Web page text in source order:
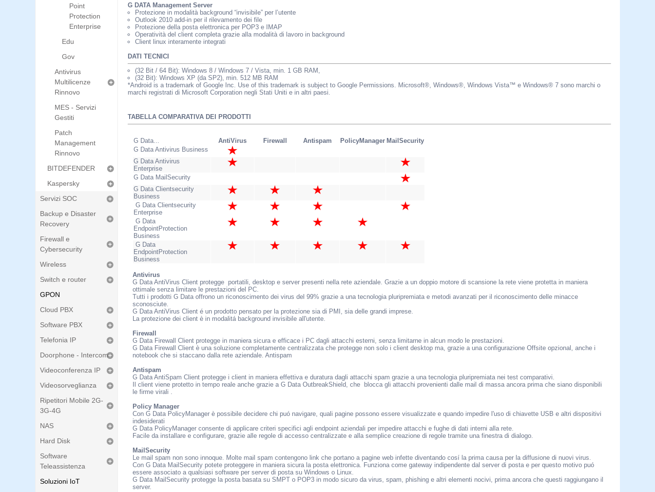
Point
Protection
Enterprise
Edu
Gov
Antivirus
Multilicenze
Rinnovo
MES - Servizi
Gestiti
Patch
Management
Rinnovo
BITDEFENDER
Kaspersky
Servizi SOC
Backup e Disaster
Recovery
Firewall e
Cybersecurity
Wireless
Switch e router
GPON
Cloud PBX
Software PBX
Telefonia IP
Doorphone - Intercom
Videoconferenza IP
Videosorveglianza
Ripetitori Mobile 2G-
3G-4G
NAS
Hard Disk
Software
Teleassistenza
Soluzioni IoT
G DATA Management Server
Protezione in modalità background “invisibile” per l’utente
Outlook 2010 add-in per il rilevamento dei file
Protezione della posta elettronica per POP3 e IMAP
Operatività del client completa grazie alla modalità di lavoro in background
Client linux interamente integrati
DATI TECNICI
(32 Bit / 64 Bit): Windows 8 / Windows 7 / Vista, min. 1 GB RAM,
(32 Bit): Windows XP (da SP2), min. 512 MB RAM
*Android is a trademark of Google Inc. Use of this trademark is subject to Google Permissions. Microsoft®, Windows®, Windows Vista™ e Windows® 7 sono marchi o
marchi registrati di Microsoft Corporation negli Stati Uniti e in altri paesi.
TABELLA COMPARATIVA DEI PRODOTTI
G Data... AntiVirus Firewall Antispam PolicyManager MailSecurity
G Data Antivirus Business
G Data Antivirus
Enterprise
G Data MailSecurity
G Data Clientsecurity
Business
G Data Clientsecurity
Enterprise
G Data
EndpointProtection
Business
G Data
EndpointProtection
Business
Antivirus
G Data AntiVirus Client protegge portatili, desktop e server presenti nella rete aziendale. Grazie a un doppio motore di scansione la rete viene protetta in maniera
ottimale senza limitare le prestazioni del PC.
Tutti i prodotti G Data offrono un riconoscimento dei virus del 99% grazie a una tecnologia pluripremiata e metodi avanzati per il riconoscimento delle minacce
sconosciute.
G Data AntiVirus Client é un prodotto pensato per la protezione sia di PMI, sia delle grandi imprese.
La protezione dei client è in modalitá background invisibile all'utente.
Firewall
G Data Firewall Client protegge in maniera sicura e efficace i PC dagli attacchi esterni, senza limitarne in alcun modo le prestazioni.
G Data Firewall Client è una soluzione completamente centralizzata che protegge non solo i client desktop ma, grazie a una configurazione Offsite opzional, anche i
notebook che si staccano dalla rete aziendale. Antispam
Antispam
G Data AntiSpam Client protegge i client in maniera effettiva e duratura dagli attacchi spam grazie a una tecnologia pluripremiata nei test comparativi.
Il client viene protetto in tempo reale anche grazie a G Data OutbreakShield, che blocca gli attacchi provenienti dalle mail di massa ancora prima che siano disponibili
le firme virali .
Policy Manager
Con G Data PolicyManager è possibile decidere chi puó navigare, quali pagine possono essere visualizzate e quando impedire l'uso di chiavette USB e altri dispositivi
indesiderati
G Data PolicyManager consente di applicare criteri specifici agli endpoint aziendali per impedire attacchi e fughe di dati interni alla rete.
Facile da installare e configurare, grazie alle regole di accesso centralizzate e alla semplice creazione di regole tramite una finestra di dialogo.
MailSecurity
Le mail spam non sono innoque. Molte mail spam contengono link che portano a pagine web infette diventando cosí la prima causa per la diffusione di nuovi virus.
Con G Data MailSecurity potete proteggere in maniera sicura la posta elettronica. Funziona come gateway indipendente dal server di posta e per questo motivo puó
essere associato a qualsiasi software per server di posta su Windows o Linux.
G Data MailSecurity protegge la posta basata su SMPT o POP3 in modo sicuro da virus, spam, phishing e altri elementi nocivi, prima ancora che questi raggiungano il
server.